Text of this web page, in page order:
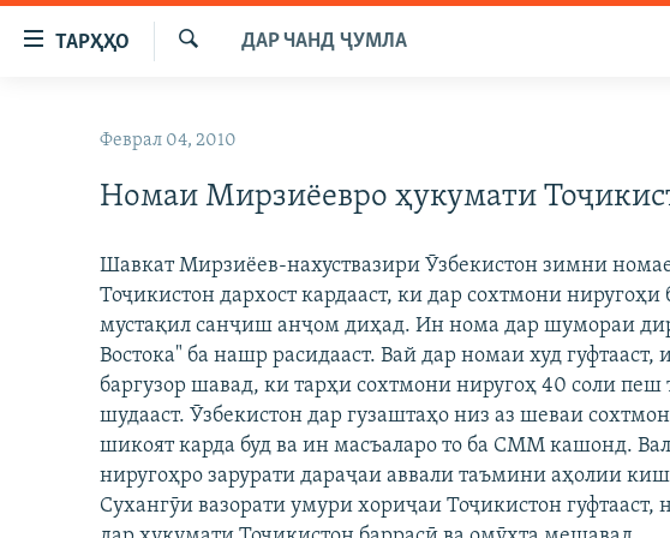
Пайвандҳои
дастрасӣ
ТАРҲҲО
ИҚТИСОД
ОСИЁИ МАРКАЗӢ
МЕҲМОНИ ОЗОДӢ
ВАРЗИШ
ГАПИ ОЗОД
РӮЗГОРИ МУҲОҶИР
ТАҲҚИҚОТ
ҶАНГ ДАР УКРАИНА
НАЗАРИ МАРДУМ
БЛОГИСТОН
ОЗОДӢ ОНЛАЙН
ЧАНДРАСОНАӢ
НИГОРИСТОН
РӮЙХАТҲО
КИТОБҲОИ ОЗОДӢ
ДАР ЧАНД ҶУМЛА
Феврал 04, 2010
Номаи Мирзиёевро ҳукумати
Шавкат Мирзиёев-нахуствазири Ӯзбекистон зимни
Тоҷикистон дархост кардааст, ки дар сохтмони
мустақил санҷиш анҷом диҳад. Ин нома дар шумораи
Востока" ба нашр расидааст. Вай дар номаи худ
баргузор шавад, ки тарҳи сохтмони ниругоҳ 40 соли пеш
шудааст. Ӯзбекистон дар гузаштаҳо низ аз шеваи
шикоят карда буд ва ин масъаларо то ба СММ кашонд.
ниругоҳро зарурати дараҷаи аввали таъмини аҳолии
Сухангӯи вазорати умури хориҷаи Тоҷикистон гуфтааст,